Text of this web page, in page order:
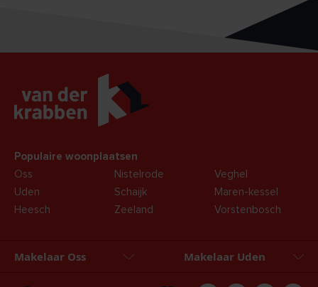
Populaire woonplaatsen
Oss
Uden
Heesch
Nistelrode
Schaijk
Zeeland
Veghel
Maren-kessel
Vorstenbosch
Makelaar Oss Makelaar Uden